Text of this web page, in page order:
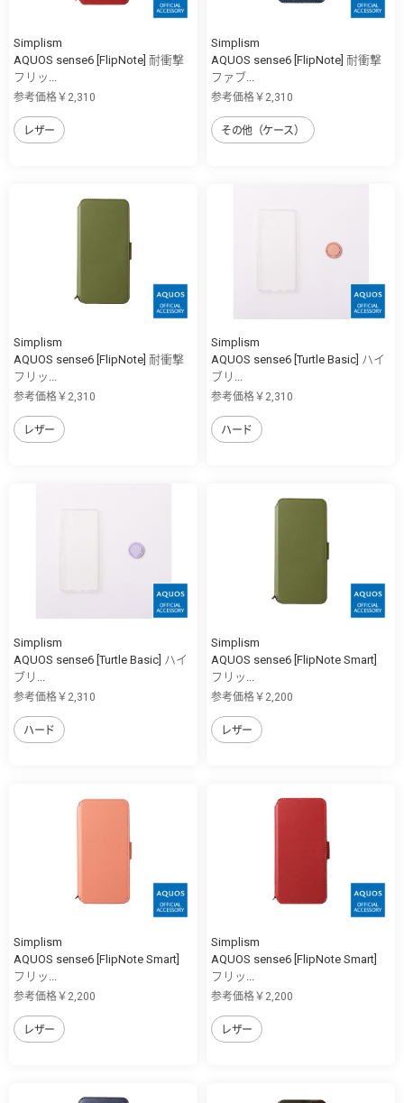
Simplism
AQUOS sense6 [FlipNote] 耐衝撃
フリッ...
参考価格￥2,310
レザー
Simplism
AQUOS sense6 [FlipNote] 耐衝撃
ファブ...
参考価格￥2,310
その他（ケース）
Simplism
AQUOS sense6 [FlipNote] 耐衝撃
フリッ...
参考価格￥2,310
レザー
Simplism
AQUOS sense6 [Turtle Basic] ハイ
ブリ...
参考価格￥2,310
ハード
Simplism
AQUOS sense6 [Turtle Basic] ハイ
ブリ...
参考価格￥2,310
ハード
Simplism
AQUOS sense6 [FlipNote Smart]
フリッ...
参考価格￥2,200
レザー
Simplism
AQUOS sense6 [FlipNote Smart]
フリッ...
参考価格￥2,200
レザー
Simplism
AQUOS sense6 [FlipNote Smart]
フリッ...
参考価格￥2,200
レザー